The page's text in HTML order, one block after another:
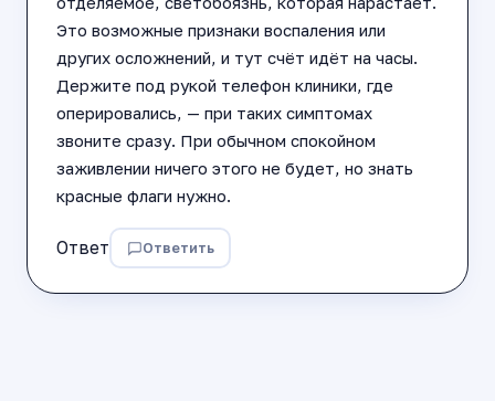
Это возможные признаки воспаления или
других осложнений, и тут счёт идёт на часы.
Держите под рукой телефон клиники, где
оперировались, — при таких симптомах
звоните сразу. При обычном спокойном
заживлении ничего этого не будет, но знать
красные флаги нужно.
Ответ Ответить